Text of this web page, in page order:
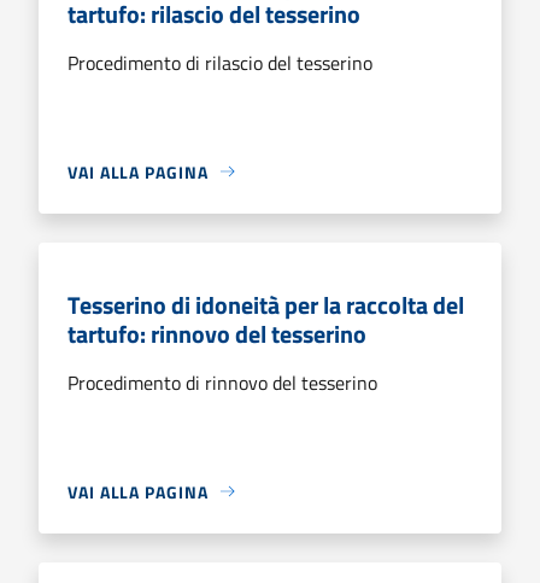
tartufo: rilascio del tesserino
Procedimento di rilascio del tesserino
VAI ALLA PAGINA
Tesserino di idoneità per la raccolta del
tartufo: rinnovo del tesserino
Procedimento di rinnovo del tesserino
VAI ALLA PAGINA